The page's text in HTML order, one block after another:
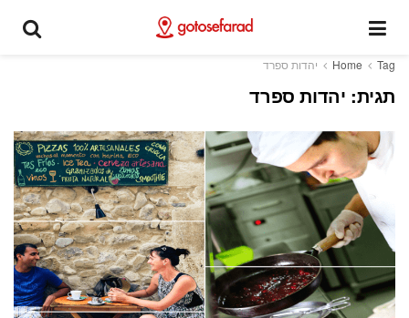
Home Tag יהדות ספרד
תגית: יהדות ספרד